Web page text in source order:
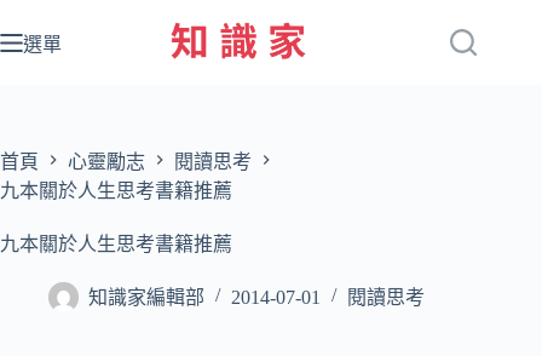
至
容
選單
首頁 心靈勵志
閱讀思考
九本關於人生思考書籍推薦
九本關於人生思考書籍推薦
知識家編輯部 2014-07-01 閱讀思考